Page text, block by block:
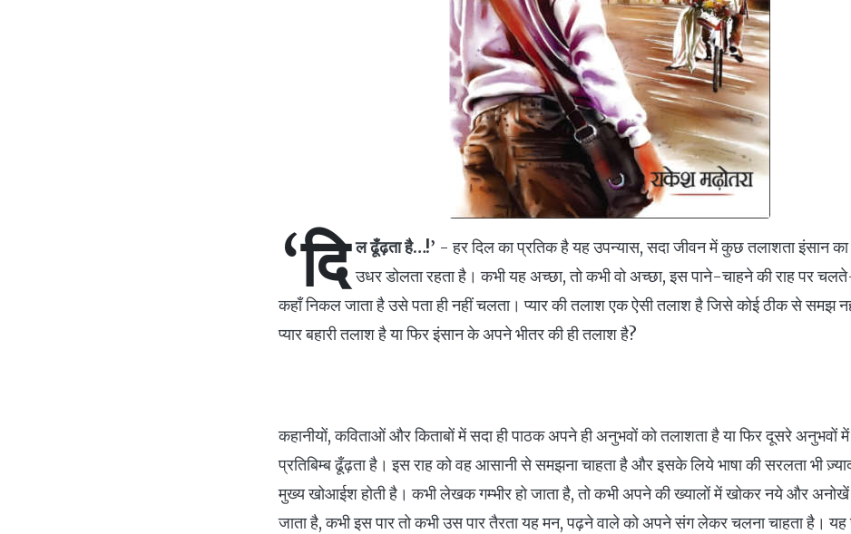
‘दि ल ढूँढ़ता है…!’ - हर दिल का प्रतिक है यह उपन्यास, सदा जीवन में कुछ तलाशता इंसान
उधर डोलता रहता है। कभी यह अच्छा, तो कभी वो अच्छा, इस पाने-चाहने की राह पर
कहाँ निकल जाता है उसे पता ही नहीं चलता। प्यार की तलाश एक ऐसी तलाश है जिसे कोई ठीक से समझ
प्यार बहारी तलाश है या फिर इंसान के अपने भीतर की ही तलाश है?
कहानीयों, कविताओं और किताबों में सदा ही पाठक अपने ही अनुभवों को तलाशता है या फिर दूसरे अनुभवों
प्रतिबिम्ब ढूँढ़ता है। इस राह को वह आसानी से समझना चाहता है और इसके लिये भाषा की सरलता भी
मुख्य खोआईश होती है। कभी लेखक गम्भीर हो जाता है, तो कभी अपने की ख्यालों में खोकर नये और
जाता है, कभी इस पार तो कभी उस पार तैरता यह मन, पढ़ने वाले को अपने संग लेकर चलना चाहता है।